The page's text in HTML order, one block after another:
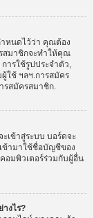
ำหนดไว้ว่า คุณต้อง
สมาชิกจะทำให้คุณ
ารใช้รูปประจำตัว,
ใช้ ฯลฯ.การสมัคร
รสมัครสมาชิก.
เข้าสู่ระบบ บอร์ดจะ
ข้ามาใช้ชื่อบัญชีของ
อมพิวเตอร์ร่วมกับผู้อื่น
งไร?